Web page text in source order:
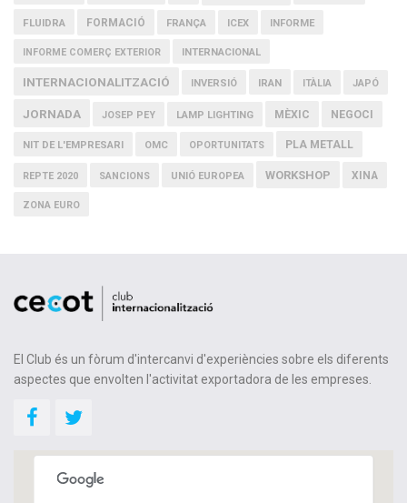
FLUIDRA FORMACIÓ FRANÇA ICEX INFORME
INFORME COMERÇ EXTERIOR INTERNACIONAL
INTERNACIONALITZACIÓ INVERSIÓ IRAN ITÀLIA JAPÓ
JORNADA JOSEP PEY LAMP LIGHTING MÈXIC NEGOCI
NIT DE L'EMPRESARI OMC OPORTUNITATS PLA METALL
REPTE 2020 SANCIONS UNIÓ EUROPEA WORKSHOP XINA
ZONA EURO
El Club és un fòrum d'intercanvi d'experiències sobre els diferents
aspectes que envolten l'activitat exportadora de les empreses.